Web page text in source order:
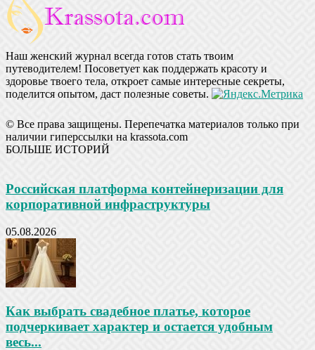
Наш женский журнал всегда готов стать твоим
путеводителем! Посоветует как поддержать красоту и
здоровье твоего тела, откроет самые интересные секреты,
поделится опытом, даст полезные советы.
© Все права защищены. Перепечатка материалов только при
наличии гиперссылки на krassota.com
БОЛЬШЕ ИСТОРИЙ
Российская платформа контейнеризации для
корпоративной инфраструктуры
05.08.2026
Как выбрать свадебное платье, которое
подчеркивает характер и остается удобным
весь...